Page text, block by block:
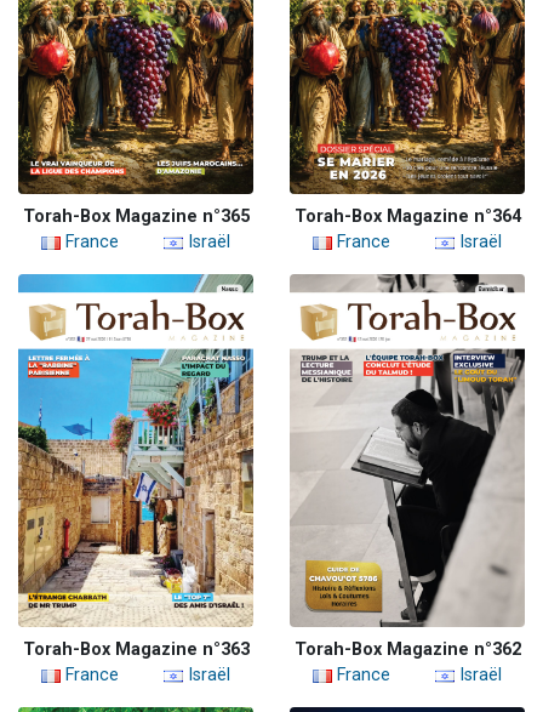
Torah-Box Magazine n°365
France
Israël
Torah-Box Magazine n°364
France
Israël
Torah-Box Magazine n°363
France
Israël
Torah-Box Magazine n°362
France
Israël